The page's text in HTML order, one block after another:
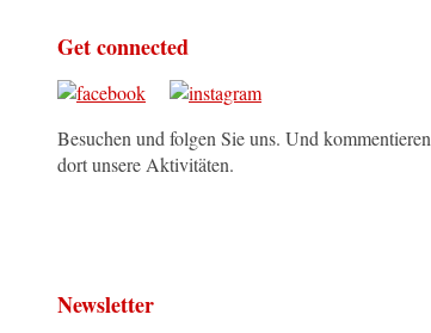
Get connected
Besuchen und folgen Sie uns. Und kommentieren
dort unsere Aktivitäten.
Newsletter